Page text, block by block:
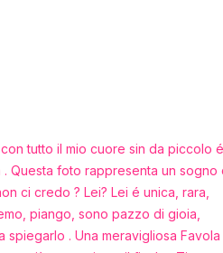
tutto il mio cuore sin da piccolo é
Questa foto rappresenta un sogno
ci credo ? Lei? Lei é unica, rara,
piango, sono pazzo di gioia,
spiegarlo . Una meravigliosa Favola